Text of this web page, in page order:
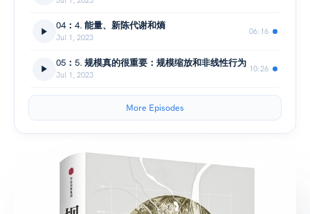
04：4. 能量、新陈代谢和熵
Jul 1, 2023
06:16
05：5. 规模真的很重要：规模缩放和非线性行为
Jul 1, 2023
10:26
More Episodes